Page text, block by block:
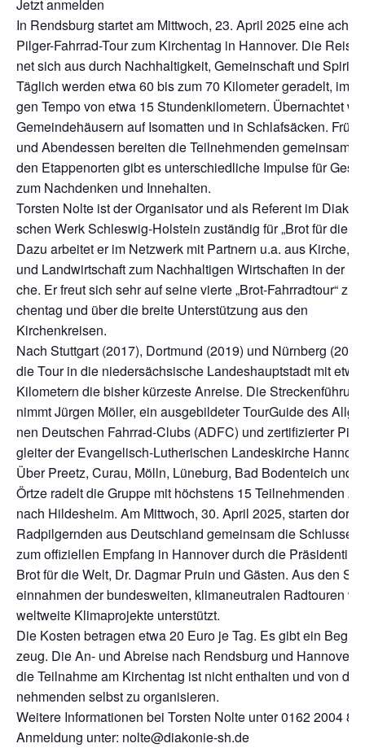
Jetzt anmelden
In Rends­burg star­tet am Mitt­woch, 23. April 2025 eine
Pil­ger-Fahr­rad-Tour zum Kir­chen­tag in Han­no­ver. Die
net sich aus durch Nach­hal­tig­keit, Gemein­schaft und
Täg­lich wer­den etwa 60 bis zum 70 Kilo­me­ter gera­delt, im
gen Tem­po von etwa 15 Stun­den­ki­lo­me­tern. Über­nach­tet
Gemein­de­häu­sern auf Iso­mat­ten und in Schlaf­sä­cken.
und Abend­essen berei­ten die Teil­neh­men­den gemein­sam
den Etap­pen­or­ten gibt es unter­schied­li­che Impul­se für
zum Nach­den­ken und Innehalten.
Tors­ten Nol­te ist der Orga­ni­sa­tor und als Refe­rent im
schen Werk Schles­wig-Hol­stein zustän­dig für „Brot für die
Dazu arbei­tet er im Netz­werk mit Part­nern u.a. aus Kir­che,
und Land­wirt­schaft zum Nach­hal­ti­gen Wirt­schaf­ten in der
che. Er freut sich sehr auf sei­ne vier­te „Brot-Fahr­rad­tour“
chen­tag und über die brei­te Unter­stüt­zung aus den
Kirchenkreisen.
Nach Stutt­gart (2017), Dort­mund (2019) und Nürn­berg
die Tour in die nie­der­säch­si­sche Lan­des­haupt­stadt mit
Kilo­me­tern die bis­her kür­zes­te Anrei­se. Die
nimmt Jür­gen Möl­ler, ein aus­ge­bil­de­ter Tour­Gui­de des
nen Deut­schen Fahr­rad-Clubs (ADFC) und zer­ti­fi­zier­ter
glei­ter der Evan­ge­lisch-Luthe­ri­schen Lan­des­kir­che
Über Preetz, Curau, Mölln, Lüne­burg, Bad Boden­teich und
Örtze radelt die Grup­pe mit höchs­tens 15 Teil­neh­men­den
nach Hil­des­heim. Am Mitt­woch, 30. April 2025, star­ten dort
Rad­pil­gern­den aus Deutsch­land gemein­sam die
zum offi­zi­el­len Emp­fang in Han­no­ver durch die Prä­si­den­tin
Brot für die Welt, Dr. Dag­mar Pru­in und Gäs­ten. Aus den
ein­nah­men der bun­des­wei­ten, kli­ma­neu­tra­len Rad­tou­ren
welt­wei­te Kli­ma­pro­jek­te unterstützt.
Die Kos­ten betra­gen etwa 20 Euro je Tag. Es gibt ein
zeug. Die An- und Abrei­se nach Rends­burg und Han­no­ver
die Teil­nah­me am Kir­chen­tag ist nicht ent­hal­ten und von
neh­men­den selbst zu organisieren.
Wei­te­re Infor­ma­tio­nen bei Tors­ten Nol­te unter 0162 2004
Anmel­dung unter: nolte@diakonie-sh.de